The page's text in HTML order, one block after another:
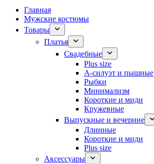
Главная
Мужские костюмы
Товары
Платья
Свадебные
Plus size
А-силуэт и пышные
Рыбки
Минимализм
Короткие и миди
Кружевные
Выпускные и вечерние
Длинные
Короткие и миди
Plus size
Аксессуары